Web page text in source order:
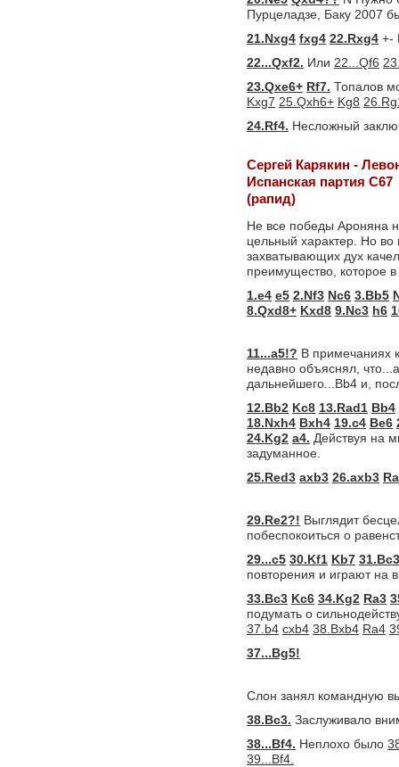
Пурцеладзе, Баку 2007
21.Nxg4 fxg4 22.Rxg4 +-
22...Qxf2. Или 22...Qf6
23.Qxe6+ Rf7. Топалов
Kxg7 25.Qxh6+ Kg8
24.Rf4. Несложный
Сергей Карякин -
Испанская партия C67
(рапид)
Не все победы Ароняна
цельный характер. Но
захватывающих дух
преимущество, которое
1.e4 e5 2.Nf3 Nc6 3.Bb5
8.Qxd8+ Kxd8 9.Nc3 h6
11...a5!? В примечаниях
недавно объяснял,
дальнейшего...Bb4 и,
12.Bb2 Kc8 13.Rad1 Bb4
18.Nxh4 Bxh4 19.c4 Be6
24.Kg2 a4. Действуя на
задуманное.
25.Red3 axb3 26.axb3
29.Re2?! Выглядит
побеспокоиться о
29...c5 30.Kf1 Kb7 31.Bc3
повторения и играют на
33.Bc3 Kc6 34.Kg2 Ra3
подумать о
37.b4 cxb4 38.Bxb4 Ra4
37...Bg5!
Слон занял командную
38.Bc3. Заслуживало
38...Bf4. Неплохо было
39...Bf4.